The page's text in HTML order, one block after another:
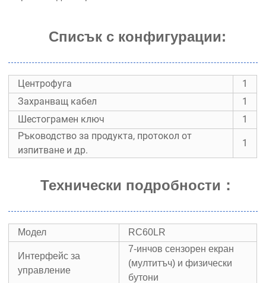
Списък с конфигурации:
Центрофуга
1
Захранващ кабел
1
Шестограмен ключ
1
Ръководство за продукта, протокол от
изпитване и др.
1
Технически подробности ：
Модел RC60LR
​​Интерфейс за
управление
7-инчов сензорен екран
(мултитъч) и физически
бутони